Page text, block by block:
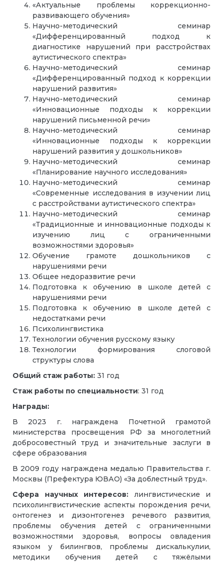
«Актуальные проблемы коррекционно-
развивающего обучения»
Научно-методический семинар
«Дифференцированный подход к
диагностике нарушений при расстройствах
аутистического спектра»
Научно-методический семинар
«Дифференцированный подход к коррекции
нарушений развития»
Научно-методический семинар
«Инновационные подходы к коррекции
нарушений письменной речи»
Научно-методический семинар
«Инновационные подходы к коррекции
нарушений развития у дошкольников»
Научно-методический семинар
«Планирование научного исследования»
Научно-методический семинар
«Современные исследования в изучении лиц
с расстройствами аутистического спектра»
Научно-методический семинар
«Традиционные и инновационные подходы к
изучению лиц с ограниченными
возможностями здоровья»
Обучение грамоте дошкольников с
нарушениями речи
Общее недоразвитие речи
Подготовка к обучению в школе детей с
нарушениями речи
Подготовка к обучению в школе детей с
недостатками речи
Психолингвистика
Технологии обучения русскому языку
Технологии формирования слоговой
структуры слова
Общий стаж работы: 31 год
Стаж работы по специальности: 31 год
Награды:
В 2023 г. награждена Почетной грамотой
министерства просвещения РФ за многолетний
добросовестный труд и значительные заслуги в
сфере образования
В 2009 году награждена медалью Правительства г.
Москвы (Префектура ЮВАО) «За доблестный труд».
Сфера научных интересов: лингвистические и
психолингвистические аспекты порождения речи,
онтогенез и дизонтогенез речевого развития,
проблемы обучения детей с ограниченными
возможностями здоровья, вопросы овладения
языком у билингвов, проблемы дискалькулии,
методики обучения детей с тяжёлыми